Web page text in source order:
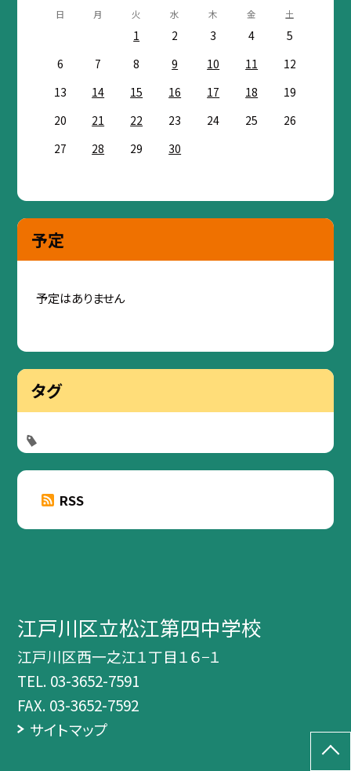
日 月 火 水 木 金 土
1 2 3 4
5
6
7 8 9 10 11
12
13
14 15 16 17 18
19
20
21 22 23 24 25
26
27
28 29 30
予定
予定はありません
タグ
RSS
江戸川区立松江第四中学校
江戸川区西一之江１丁目１６−１
TEL. 03-3652-7591
FAX. 03-3652-7592
サイトマップ